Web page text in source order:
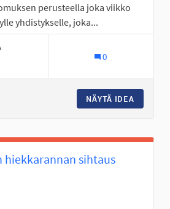
perusteella joka viikko
yhdistykselle, joka...
0
NÄYTÄ IDEA
hiekkarannan sihtaus